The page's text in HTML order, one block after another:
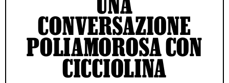
CONVERSAZIONE
POLIAMOROSA CON
CICCIOLINA